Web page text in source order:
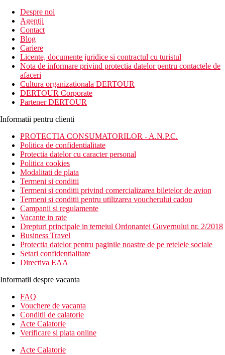
newsletter!
Despre noi
Agentii
Contact
Blog
Cariere
Licente, documente juridice si contractul cu turistul
Nota de informare privind protectia datelor pentru contactele de
afaceri
Cultura organizationala DERTOUR
DERTOUR Corporate
Partener DERTOUR
Informatii pentru clienti
PROTECTIA CONSUMATORILOR - A.N.P.C.
Politica de confidentialitate
Protectia datelor cu caracter personal
Politica cookies
Modalitati de plata
Termeni si conditii
Termeni si conditii privind comercializarea biletelor de avion
Termeni si conditii pentru utilizarea voucherului cadou
Campanii si regulamente
Vacante in rate
Drepturi principale in temeiul Ordonantei Guvernului nr. 2/2018
Business Travel
Protectia datelor pentru paginile noastre de pe retelele sociale
Setari confidentialitate
Directiva EAA
Informatii despre vacanta
FAQ
Vouchere de vacanta
Conditii de calatorie
Acte Calatorie
Verificare si plata online
Acte Calatorie